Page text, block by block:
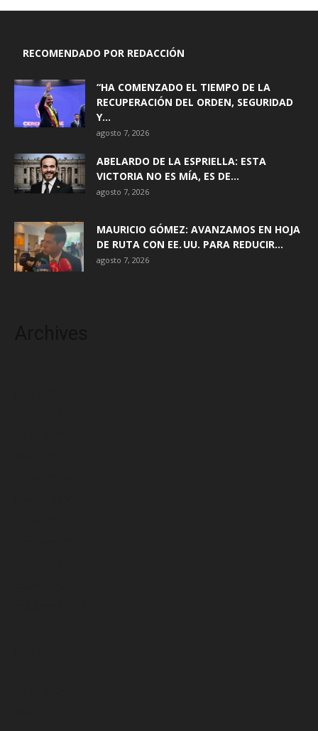
RECOMENDADO POR REDACCIÓN
“HA COMENZADO EL TIEMPO DE LA
RECUPERACIÓN DEL ORDEN, SEGURIDAD
Y...
agosto 7, 2026
ABELARDO DE LA ESPRIELLA: ESTA
VICTORIA NO ES MÍA, ES DE...
agosto 7, 2026
MAURICIO GÓMEZ: AVANZAMOS EN HOJA
DE RUTA CON EE. UU. PARA REDUCIR...
agosto 7, 2026